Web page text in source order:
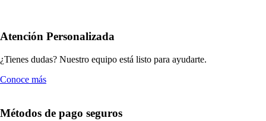
Atención Personalizada
¿Tienes dudas? Nuestro equipo está listo para ayudarte.
Conoce más
Métodos de pago seguros